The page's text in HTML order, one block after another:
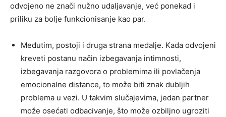
odvojeno ne znači nužno udaljavanje, već ponekad i
priliku za bolje funkcionisanje kao par.
Međutim, postoji i druga strana medalje. Kada odvojeni
kreveti postanu način izbegavanja intimnosti,
izbegavanja razgovora o problemima ili povlačenja
emocionalne distance, to može biti znak dubljih
problema u vezi. U takvim slučajevima, jedan partner
može osećati odbacivanje, što može ozbiljno ugroziti